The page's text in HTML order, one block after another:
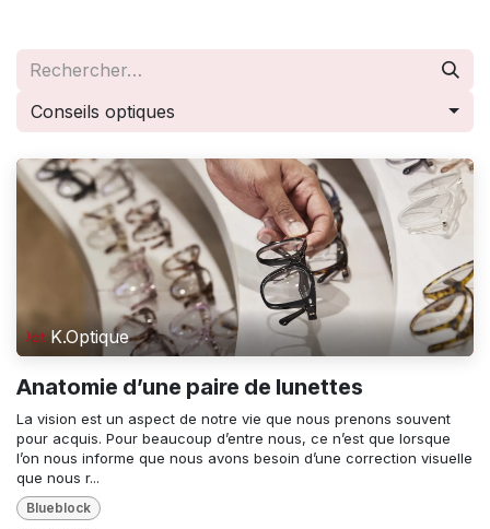
Conseils optiques
K.Optique
Anatomie d’une paire de lunettes
La vision est un aspect de notre vie que nous prenons souvent
pour acquis. Pour beaucoup d’entre nous, ce n’est que lorsque
l’on nous informe que nous avons besoin d’une correction visuelle
que nous r...
Blueblock